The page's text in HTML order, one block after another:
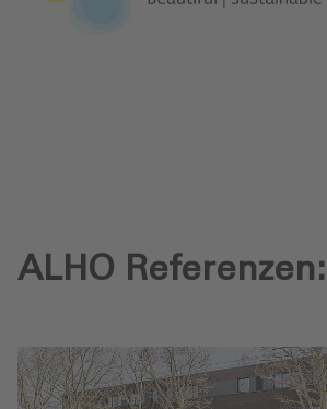
ALHO Referenzen: